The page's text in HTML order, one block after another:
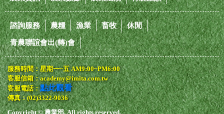
諮詢服務 農糧 漁業 畜牧 休閒
青農聯誼會出(轉)會
服務時間：星期一~五 AM9:00~PM6:00
客服信箱：academy@imita.com.tw
客服電話：點此觀看
傳真：(02)3322-9036
Copyright © 農業部. All rights reserved.